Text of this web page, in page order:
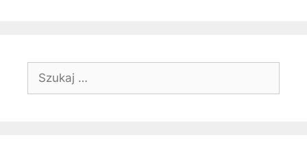
Szukaj: